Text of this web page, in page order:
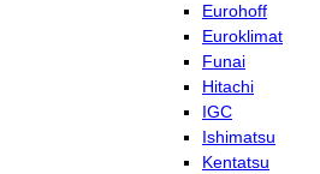
Eurohoff
Euroklimat
Funai
Hitachi
IGC
Ishimatsu
Kentatsu